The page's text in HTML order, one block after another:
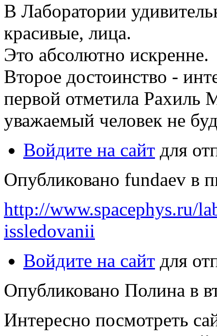
В Лаборатории
красивые, лица.
Это абсолютно искренне.
Второе достоинство -
первой отметила Рахиль
уважаемый человек не
Войдите на сайт для
Опубликовано fundaev в
http://www.spacephys.ru/
issledovanii
Войдите на сайт для
Опубликовано Полина в
Интересно посмотреть